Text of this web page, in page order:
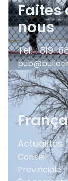
Faites
nous
Tel. : 819-
Actualités
Conseil
Provinciale